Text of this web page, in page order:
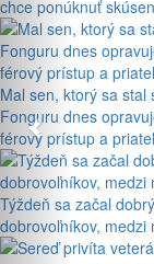
chce ponúknuť
Mal sen, ktorý sa stal
Fonguru dnes
férový prístup a
Týždeň sa začal
dobrovoľníkov, medzi